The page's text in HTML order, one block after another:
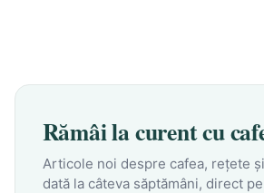
Rămâi la curent cu
Articole noi despre cafea, rețete
dată la câteva săptămâni, direct